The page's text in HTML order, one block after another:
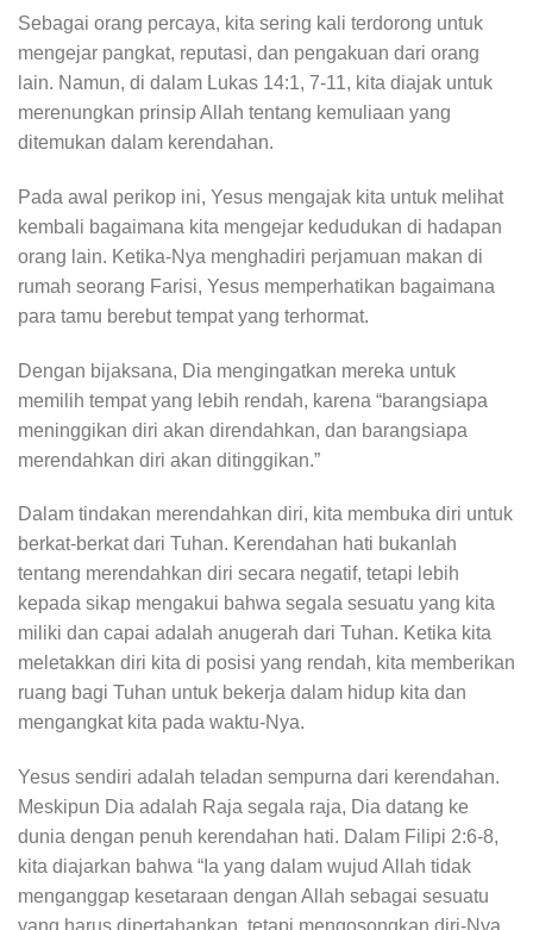
Sebagai orang percaya, kita sering kali terdorong untuk
mengejar pangkat, reputasi, dan pengakuan dari orang
lain. Namun, di dalam Lukas 14:1, 7-11, kita diajak untuk
merenungkan prinsip Allah tentang kemuliaan yang
ditemukan dalam kerendahan.
Pada awal perikop ini, Yesus mengajak kita untuk melihat
kembali bagaimana kita mengejar kedudukan di hadapan
orang lain. Ketika-Nya menghadiri perjamuan makan di
rumah seorang Farisi, Yesus memperhatikan bagaimana
para tamu berebut tempat yang terhormat.
Dengan bijaksana, Dia mengingatkan mereka untuk
memilih tempat yang lebih rendah, karena “barangsiapa
meninggikan diri akan direndahkan, dan barangsiapa
merendahkan diri akan ditinggikan.”
Dalam tindakan merendahkan diri, kita membuka diri untuk
berkat-berkat dari Tuhan. Kerendahan hati bukanlah
tentang merendahkan diri secara negatif, tetapi lebih
kepada sikap mengakui bahwa segala sesuatu yang kita
miliki dan capai adalah anugerah dari Tuhan. Ketika kita
meletakkan diri kita di posisi yang rendah, kita memberikan
ruang bagi Tuhan untuk bekerja dalam hidup kita dan
mengangkat kita pada waktu-Nya.
Yesus sendiri adalah teladan sempurna dari kerendahan.
Meskipun Dia adalah Raja segala raja, Dia datang ke
dunia dengan penuh kerendahan hati. Dalam Filipi 2:6-8,
kita diajarkan bahwa “Ia yang dalam wujud Allah tidak
menganggap kesetaraan dengan Allah sebagai sesuatu